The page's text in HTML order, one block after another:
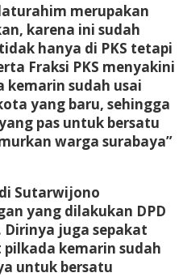
merupakan
karena ini sudah
hanya di PKS tetapi
Fraksi PKS menyakini
kemarin sudah usai
yang baru, sehingga
pas untuk bersatu
warga surabaya”
Sutarwijono
yang dilakukan DPD
Dirinya juga sepakat
kemarin sudah
untuk bersatu